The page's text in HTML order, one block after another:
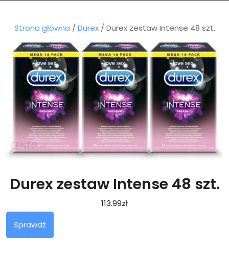
Strona główna / Durex/ Durex zestaw Intense 48 szt.
Durex zestaw Intense 48 szt.
113.99zł
Sprawdź